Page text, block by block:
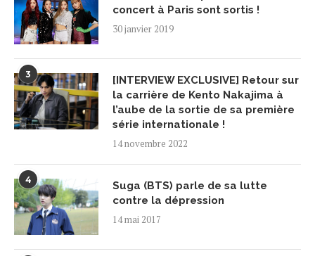
concert à Paris sont sortis !
30 janvier 2019
3
[INTERVIEW EXCLUSIVE] Retour sur
la carrière de Kento Nakajima à
l’aube de la sortie de sa première
série internationale !
14 novembre 2022
4
Suga (BTS) parle de sa lutte
contre la dépression
14 mai 2017